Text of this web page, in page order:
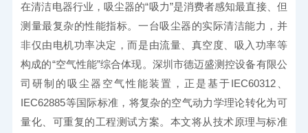
在清洁电器行业，吸尘器的“吸力”是消费者感知最直接、但
测量最复杂的性能指标。一台吸尘器的实际清洁能力，并
非仅由电机功率决定，而是由流量、真空度、吸入功率等
构成的“空气性能”综合体现。深圳市德迈盛测控设备有限公
司研制的吸尘器空气性能装置，正是基于IEC60312、
IEC62885等国际标准，将复杂的空气动力学理论转化为可
量化、可重复的工程测试方案。本文将从技术原理与标准